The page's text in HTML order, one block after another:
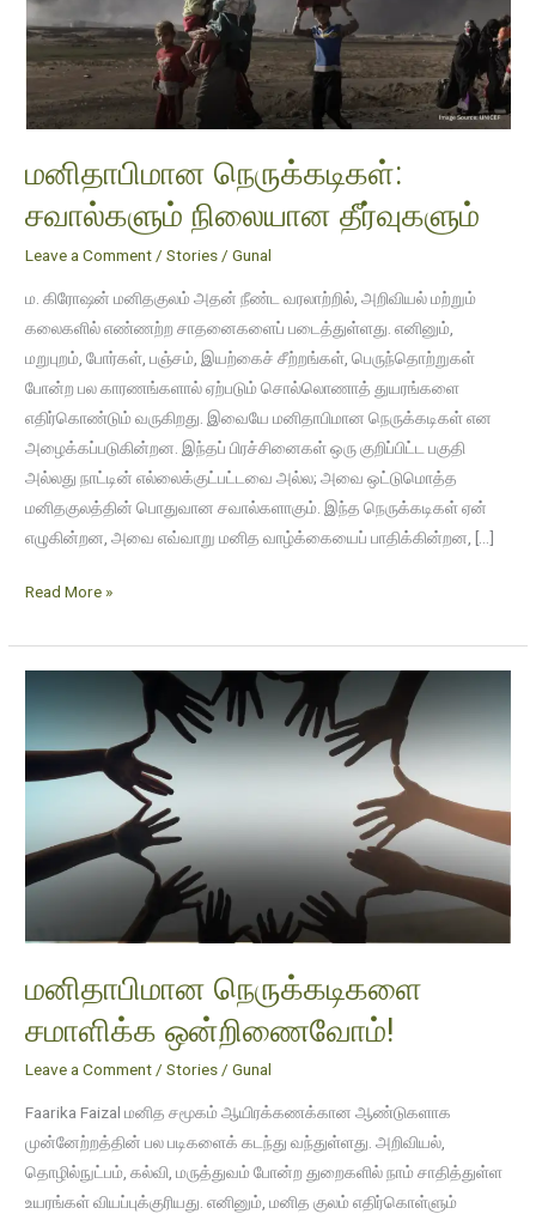
மனிதாபிமான நெருக்கடிகள்:
சவால்களும் நிலையான தீர்வுகளும்
Leave a Comment /Stories /Gunal
ம. கிரோஷன் மனிதகுலம் அதன் நீண்ட வரலாற்றில், அறிவியல் மற்றும்
கலைகளில் எண்ணற்ற சாதனைகளைப் படைத்துள்ளது. எனினும்,
மறுபுறம், போர்கள், பஞ்சம், இயற்கைச் சீற்றங்கள், பெருந்தொற்றுகள்
போன்ற பல காரணங்களால் ஏற்படும் சொல்லொணாத் துயரங்களை
எதிர்கொண்டும் வருகிறது. இவையே மனிதாபிமான நெருக்கடிகள் என
அழைக்கப்படுகின்றன. இந்தப் பிரச்சினைகள் ஒரு குறிப்பிட்ட பகுதி
அல்லது நாட்டின் எல்லைக்குட்பட்டவை அல்ல; அவை ஒட்டுமொத்த
மனிதகுலத்தின் பொதுவான சவால்களாகும். இந்த நெருக்கடிகள் ஏன்
எழுகின்றன, அவை எவ்வாறு மனித வாழ்க்கையைப் பாதிக்கின்றன, […]
Read More »
மனிதாபிமான நெருக்கடிகளை
சமாளிக்க ஒன்றிணைவோம்!
Leave a Comment/Stories/Gunal
Faarika Faizal மனித சமூகம் ஆயிரக்கணக்கான ஆண்டுகளாக
முன்னேற்றத்தின் பல படிகளைக் கடந்து வந்துள்ளது. அறிவியல்,
தொழில்நுட்பம், கல்வி, மருத்துவம் போன்ற துறைகளில் நாம் சாதித்துள்ள
உயரங்கள் வியப்புக்குரியது. எனினும், மனித குலம் எதிர்கொள்ளும்
சமாளிக்க
ஒன்றிணைவோம்!